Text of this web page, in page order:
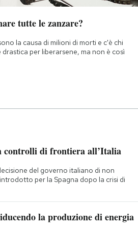
tutte le zanzare?
la causa di milioni di morti e c'è chi
per liberarsene, ma non è così
controlli di frontiera all’Italia
del governo italiano di non
per la Spagna dopo la crisi di
la produzione di energia